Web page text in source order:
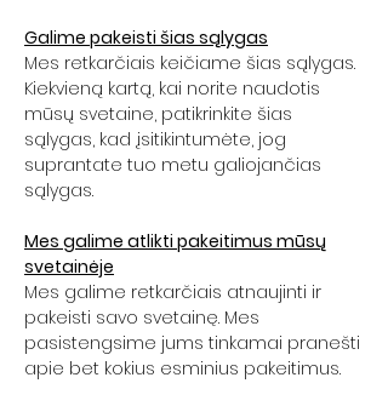
Galime pakeisti šias sąlygas
Mes retkarčiais keičiame šias sąlygas.
Kiekvieną kartą, kai norite naudotis
mūsų svetaine, patikrinkite šias
sąlygas, kad įsitikintumėte, jog
suprantate tuo metu galiojančias
sąlygas.
Mes galime atlikti pakeitimus mūsų
svetainėje
Mes galime retkarčiais atnaujinti ir
pakeisti savo svetainę. Mes
pasistengsime jums tinkamai pranešti
apie bet kokius esminius pakeitimus.